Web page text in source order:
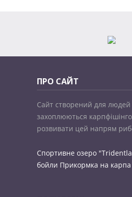
ПРО САЙТ
Сайт створений для людей
захоплюються
розвивати цей напрям
Спортивне озеро
бойли Прикормка на карпа